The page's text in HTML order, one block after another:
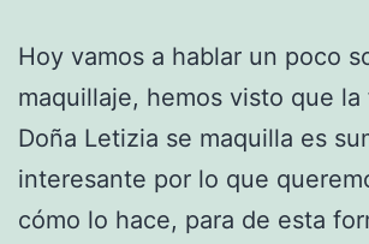
Hoy vamos a hablar un poco
maquillaje, hemos visto que
Doña Letizia se maquilla es
interesante por lo que
cómo lo hace, para de esta